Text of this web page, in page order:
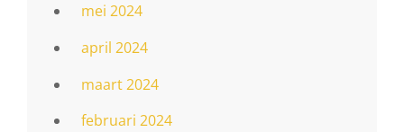
mei 2024
april 2024
maart 2024
februari 2024